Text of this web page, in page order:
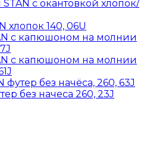
с окантовкой хлопок/
хлопок 140, 06U
с капюшоном на молнии
с капюшоном на молнии
без начёса, 260, 63J
без начеса 260, 23J